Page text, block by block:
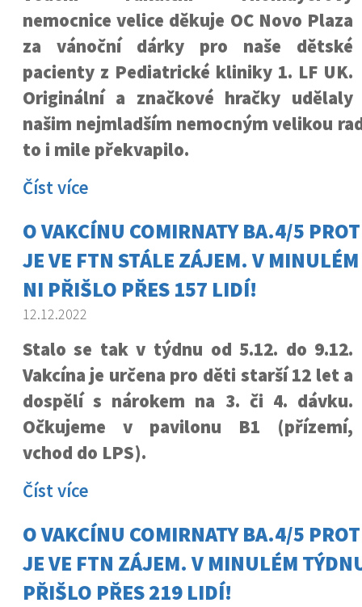
nemocnice velice děkuje OC Novo Plaza
za vánoční dárky pro naše dětské
pacienty z Pediatrické kliniky 1. LF UK.
Originální a značkové hračky udělaly
našim nejmladším nemocným velikou
to i mile překvapilo.
Číst více
O VAKCÍNU COMIRNATY BA.4/5
JE VE FTN STÁLE ZÁJEM. V
NI PŘIŠLO PŘES 157 LIDÍ!
12.12.2022
Stalo se tak v týdnu od 5.12. do 9.12.
Vakcína je určena pro děti starší 12 let a
dospělí s nárokem na 3. či 4. dávku.
Očkujeme v pavilonu B1 (přízemí,
vchod do LPS).
Číst více
O VAKCÍNU COMIRNATY BA.4/5
JE VE FTN ZÁJEM. V MINULÉM
PŘIŠLO PŘES 219 LIDÍ!